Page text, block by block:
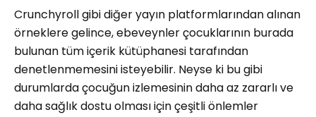
Crunchyroll gibi diğer yayın platformlarından alınan
örneklere gelince, ebeveynler çocuklarının burada
bulunan tüm içerik kütüphanesi tarafından
denetlenmemesini isteyebilir. Neyse ki bu gibi
durumlarda çocuğun izlemesinin daha az zararlı ve
daha sağlık dostu olması için çeşitli önlemler